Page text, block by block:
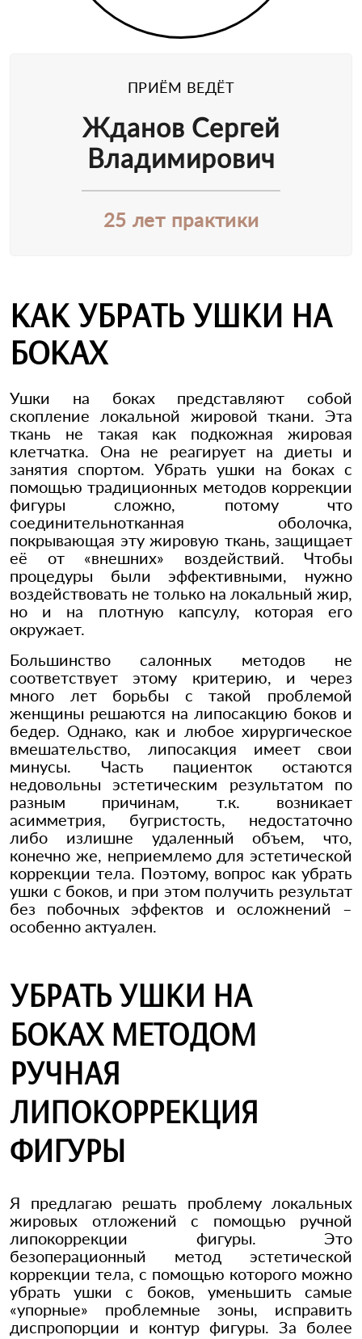
ПРИЁМ ВЕДЁТ
Жданов Сергей
Владимирович
25 лет практики
КАК УБРАТЬ УШКИ НА
БОКАХ
Ушки на боках представляют собой
скопление локальной жировой ткани. Эта
ткань не такая как подкожная жировая
клетчатка. Она не реагирует на диеты и
занятия спортом. Убрать ушки на боках с
помощью традиционных методов коррекции
фигуры сложно, потому что
соединительнотканная оболочка,
покрывающая эту жировую ткань, защищает
её от «внешних» воздействий. Чтобы
процедуры были эффективными, нужно
воздействовать не только на локальный жир,
но и на плотную капсулу, которая его
окружает.
Большинство салонных методов не
соответствует этому критерию, и через
много лет борьбы с такой проблемой
женщины решаются на липосакцию боков и
бедер. Однако, как и любое хирургическое
вмешательство, липосакция имеет свои
минусы. Часть пациенток остаются
недовольны эстетическим результатом по
разным причинам, т.к. возникает
асимметрия, бугристость, недостаточно
либо излишне удаленный объем, что,
конечно же, неприемлемо для эстетической
коррекции тела. Поэтому, вопрос как убрать
ушки с боков, и при этом получить результат
без побочных эффектов и осложнений –
особенно актуален.
УБРАТЬ УШКИ НА
БОКАХ МЕТОДОМ
РУЧНАЯ
ЛИПОКОРРЕКЦИЯ
ФИГУРЫ
Я предлагаю решать проблему локальных
жировых отложений с помощью ручной
липокоррекции фигуры. Это
безоперационный метод эстетической
коррекции тела, с помощью которого можно
убрать ушки с боков, уменьшить самые
«упорные» проблемные зоны, исправить
диспропорции и контур фигуры. За более